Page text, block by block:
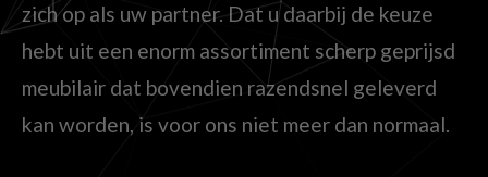
zich op als uw partner. Dat u daarbij de keuze
hebt uit een enorm assortiment scherp geprijsd
meubilair dat bovendien razendsnel geleverd
kan worden, is voor ons niet meer dan normaal.